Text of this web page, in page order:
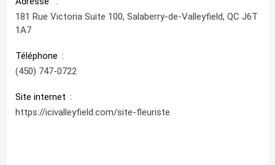
181 Rue Victoria Suite 100, Salaberry-de-Valleyfield, QC J6T
1A7
Téléphone
(450) 747-0722
Site internet
https://icivalleyfield.com/site-fleuriste